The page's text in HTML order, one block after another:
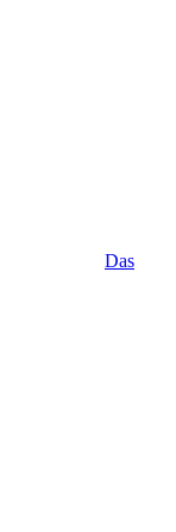
Das